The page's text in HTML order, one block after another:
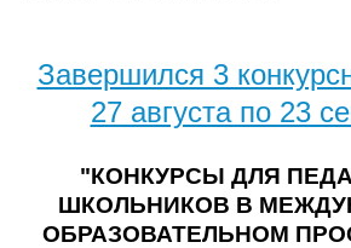
Завершился 3
27 августа по 23
"КОНКУРСЫ ДЛЯ
ШКОЛЬНИКОВ В
ОБРАЗОВАТЕЛЬНОМ